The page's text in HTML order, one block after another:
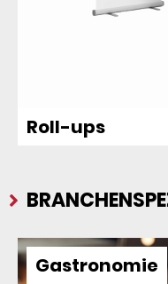
Roll-ups
Gastronomie